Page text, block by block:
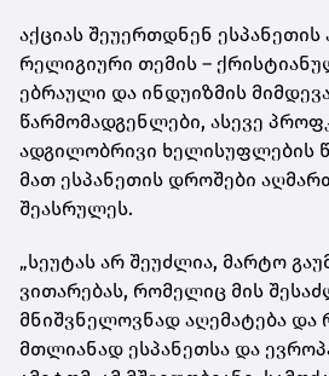
აქციას შეუერთდნენ ესპანეთის
რელიგიური თემის –
ებრაული და ინდუიზმის
წარმომადგენლები, ასევე
ადგილობრივი ხელისუფლების
მათ ესპანეთის დროშები
შეასრულეს.
„სეუტას არ შეუძლია, მარტო
ვითარებას, რომელიც მის
მნიშვნელოვნად აღემატება
მთლიანად ესპანეთსა და